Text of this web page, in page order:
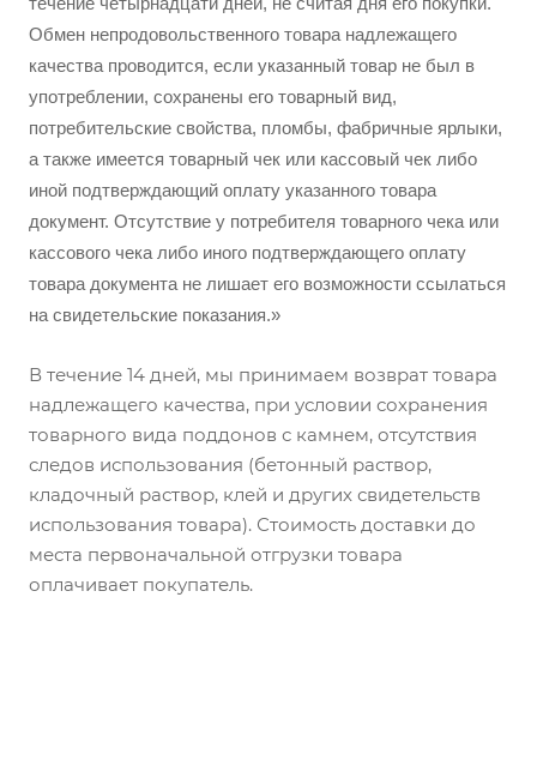
Обмен непродовольственного товара надлежащего
качества проводится, если указанный товар не был в
употреблении, сохранены его товарный вид,
потребительские свойства, пломбы, фабричные ярлыки,
а также имеется товарный чек или кассовый чек либо
иной подтверждающий оплату указанного товара
документ. Отсутствие у потребителя товарного чека или
кассового чека либо иного подтверждающего оплату
товара документа не лишает его возможности ссылаться
на свидетельские показания.»
В течение 14 дней, мы принимаем возврат товара
надлежащего качества, при условии сохранения
товарного вида поддонов с камнем, отсутствия
следов использования (бетонный раствор,
кладочный раствор, клей и других свидетельств
использования товара). Стоимость доставки до
места первоначальной отгрузки товара
оплачивает покупатель.